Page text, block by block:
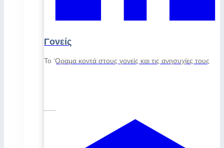
Γονείς
Το ‘Οραμα κοντά στους γονείς και τις ανησυχίες τους